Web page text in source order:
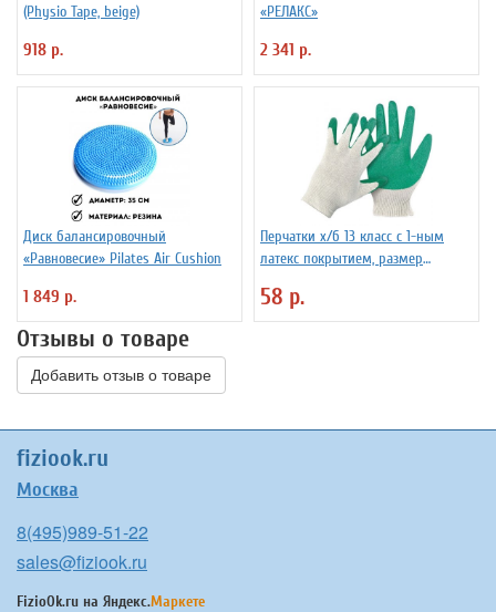
(Physio Tape, beige)
918 р.
«РЕЛАКС»
2 341 р.
Диск балансировочный
«Равновесие» Pilates Air Cushion
1 849 р.
Перчатки х/б 13 класс с 1-ным
латекс покрытием, размер
58 р.
Отзывы о товаре
Добавить отзыв о товаре
fiziook.ru
Москва
8(495)989-51-22
sales@fiziook.ru
FizioOk.ru на Яндекс.Маркете